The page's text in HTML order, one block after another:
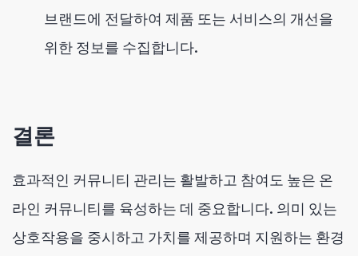
브랜드에 전달하여 제품 또는 서비스의 개선을
위한 정보를 수집합니다.
결론
효과적인 커뮤니티 관리는 활발하고 참여도 높은 온
라인 커뮤니티를 육성하는 데 중요합니다. 의미 있는
상호작용을 중시하고 가치를 제공하며 지원하는 환경